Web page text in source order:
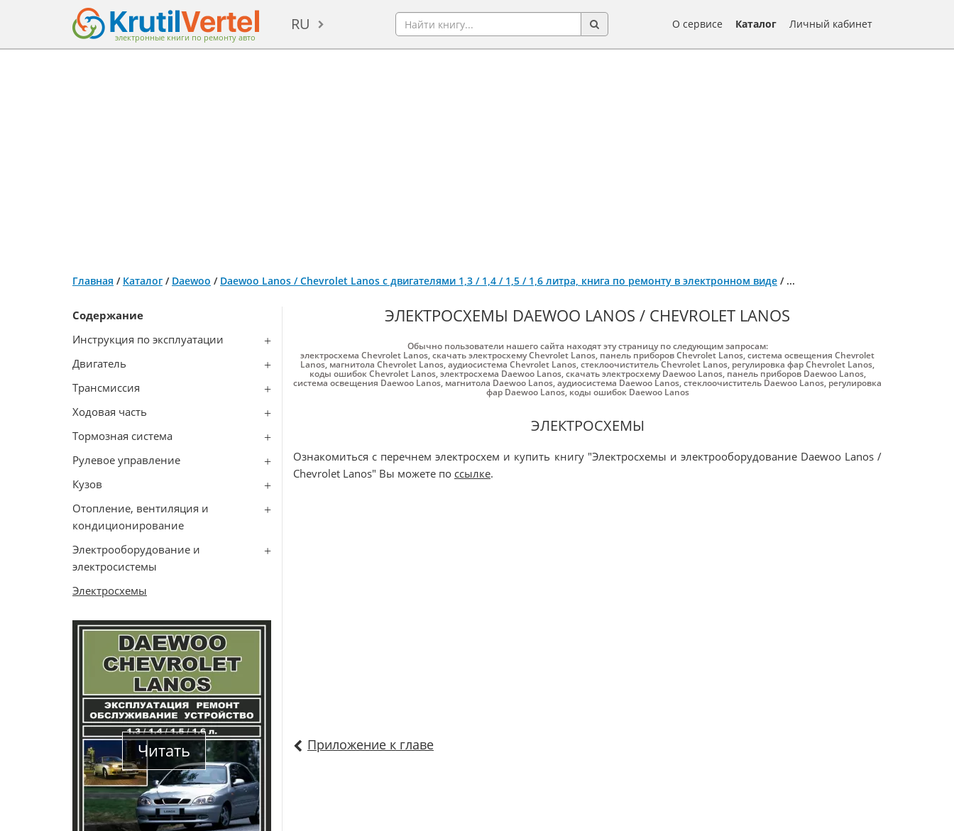
электронные книги по ремонту авто
RU О сервисе Каталог Личный кабинет
Главная / Каталог / Daewoo / Daewoo Lanos / Chevrolet Lanos c двигателями 1,3 / 1,4 / 1,5 / 1,6 литра, книга по ремонту в электронном виде / ...
Содержание
Инструкция по эксплуатации
Двигатель
Трансмиссия
Ходовая часть
Тормозная система
Рулевое управление
Кузов
Отопление, вентиляция и
кондиционирование
Электрооборудование и
электросистемы
Электросхемы
Читать
ЭЛЕКТРОСХЕМЫ DAEWOO LANOS / CHEVROLET LANOS
Обычно пользователи нашего сайта находят эту страницу по следующим запросам:
электросхема Chevrolet Lanos,скачать электросхему Chevrolet Lanos, панель приборов Chevrolet Lanos,система освещения Chevrolet
Lanos, магнитола Chevrolet Lanos,аудиосистема Chevrolet Lanos,стеклоочиститель Chevrolet Lanos, регулировка фар Chevrolet Lanos,
коды ошибок Chevrolet Lanos,электросхема Daewoo Lanos,скачать электросхему Daewoo Lanos, панель приборов Daewoo Lanos,
система освещения Daewoo Lanos, магнитола Daewoo Lanos,аудиосистема Daewoo Lanos,стеклоочиститель Daewoo Lanos, регулировка
фар Daewoo Lanos, коды ошибок Daewoo Lanos
ЭЛЕКТРОСХЕМЫ
Ознакомиться с перечнем электросхем и купить книгу "Электросхемы и электрооборудование Daewoo Lanos /
Chevrolet Lanos" Вы можете по ссылке.
Приложение к главе